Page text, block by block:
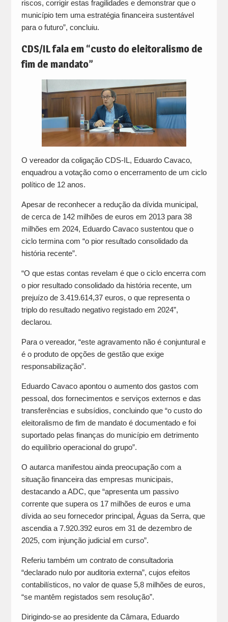
riscos, corrigir estas fragilidades e demonstrar que o
município tem uma estratégia financeira sustentável
para o futuro”, concluiu.
CDS/IL fala em “custo do eleitoralismo de
fim de mandato”
O vereador da coligação CDS-IL, Eduardo Cavaco,
enquadrou a votação como o encerramento de um ciclo
político de 12 anos.
Apesar de reconhecer a redução da dívida municipal,
de cerca de 142 milhões de euros em 2013 para 38
milhões em 2024, Eduardo Cavaco sustentou que o
ciclo termina com “o pior resultado consolidado da
história recente”.
“O que estas contas revelam é que o ciclo encerra com
o pior resultado consolidado da história recente, um
prejuízo de 3.419.614,37 euros, o que representa o
triplo do resultado negativo registado em 2024”,
declarou.
Para o vereador, “este agravamento não é conjuntural e
é o produto de opções de gestão que exige
responsabilização”.
Eduardo Cavaco apontou o aumento dos gastos com
pessoal, dos fornecimentos e serviços externos e das
transferências e subsídios, concluindo que “o custo do
eleitoralismo de fim de mandato é documentado e foi
suportado pelas finanças do município em detrimento
do equilíbrio operacional do grupo”.
O autarca manifestou ainda preocupação com a
situação financeira das empresas municipais,
destacando a ADC, que “apresenta um passivo
corrente que supera os 17 milhões de euros e uma
dívida ao seu fornecedor principal, Águas da Serra, que
ascendia a 7.920.392 euros em 31 de dezembro de
2025, com injunção judicial em curso”.
Referiu também um contrato de consultadoria
“declarado nulo por auditoria externa”, cujos efeitos
contabilísticos, no valor de quase 5,8 milhões de euros,
“se mantêm registados sem resolução”.
Dirigindo-se ao presidente da Câmara, Eduardo